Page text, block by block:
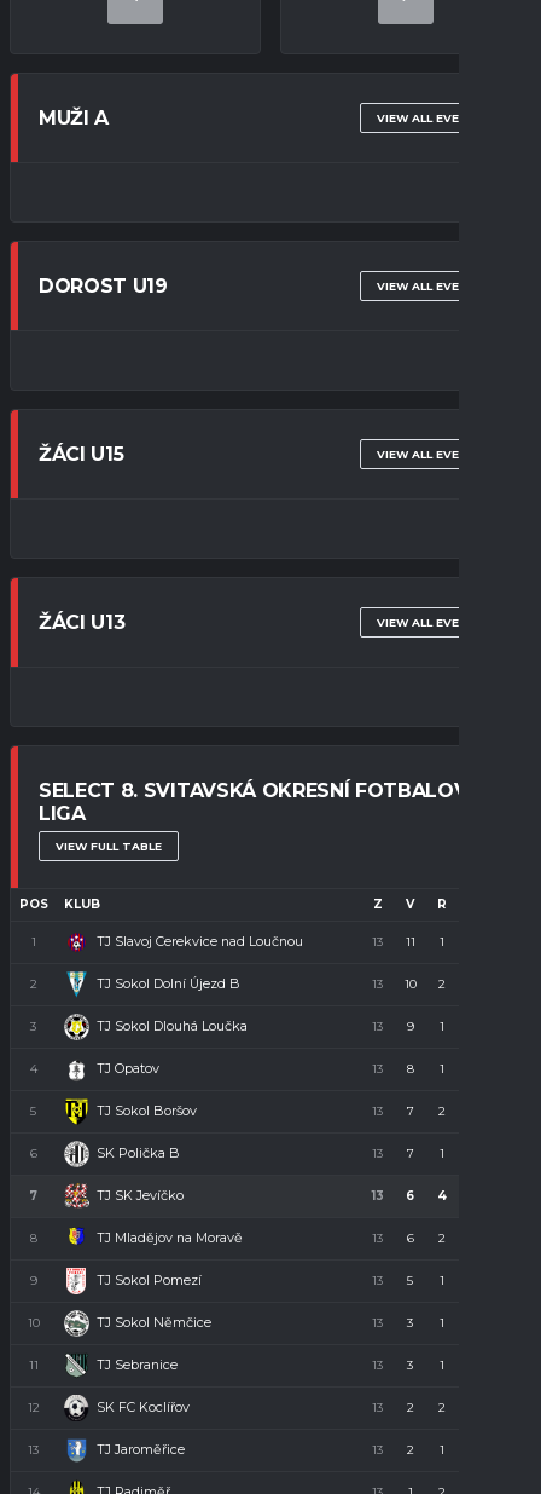
MUŽI A VIEW ALL EVENTS
DOROST U19 VIEW ALL EVENTS
ŽÁCI U15 VIEW ALL EVENTS
ŽÁCI U13 VIEW ALL EVENTS
SELECT 8. SVITAVSKÁ OKRESNÍ FOTBALOVÁ
LIGA
VIEW FULL TABLE
POS KLUB Z V R
1 TJ Slavoj Cerekvice nad Loučnou 13 11 1
2 TJ Sokol Dolní Újezd B 13 10 2
3 TJ Sokol Dlouhá Loučka 13 9 1
4 TJ Opatov 13 8 1
5 TJ Sokol Boršov 13 7 2
6 SK Polička B 13 7 1
7 TJ SK Jevíčko 13 6 4
8 TJ Mladějov na Moravě 13 6 2
9 TJ Sokol Pomezí 13 5 1
10 TJ Sokol Němčice 13 3 1
11 TJ Sebranice 13 3 1
12 SK FC Koclířov 13 2 2
13 TJ Jaroměřice 13 2 1